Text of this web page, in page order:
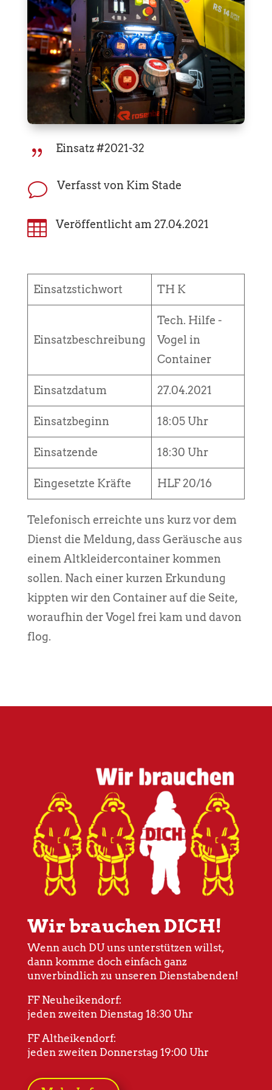
{ Einsatz #2021-32
v Verfasst von Kim Stade
 Veröffentlicht am 27.04.2021
Einsatzstichwort TH K
Einsatzbeschreibung
Tech. Hilfe -
Vogel in
Container
Einsatzdatum 27.04.2021
Einsatzbeginn 18:05 Uhr
Einsatzende 18:30 Uhr
Eingesetzte Kräfte HLF 20/16
Telefonisch erreichte uns kurz vor dem
Dienst die Meldung, dass Geräusche aus
einem Altkleidercontainer kommen
sollen. Nach einer kurzen Erkundung
kippten wir den Container auf die Seite,
woraufhin der Vogel frei kam und davon
flog.
Wir brauchen DICH!
Wenn auch DU uns unterstützen willst,
dann komme doch einfach ganz
unverbindlich zu unseren Dienstabenden!
FF Neuheikendorf:
jeden zweiten Dienstag 18:30 Uhr
FF Altheikendorf:
jeden zweiten Donnerstag 19:00 Uhr